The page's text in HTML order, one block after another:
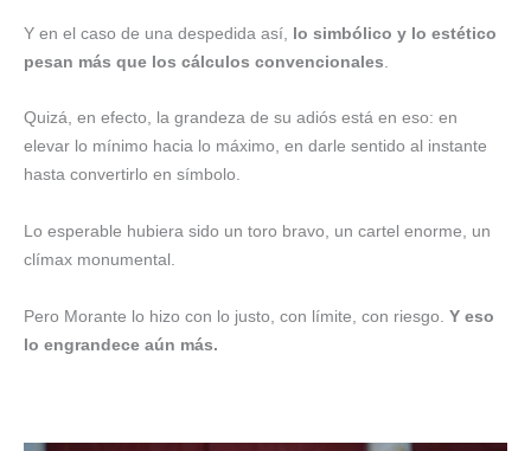
Y en el caso de una despedida así, lo simbólico y lo estético
pesan más que los cálculos convencionales
Quizá, en efecto, la grandeza de su adiós está en eso: en
elevar lo mínimo hacia lo máximo, en darle sentido al instante
hasta convertirlo en símbolo.
Lo esperable hubiera sido un toro bravo, un cartel enorme, un
clímax monumental.
Pero Morante lo hizo con lo justo, con límite, con riesgo. Y eso
lo engrandece aún más.